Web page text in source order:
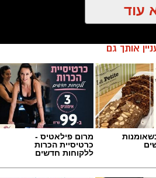
הצטרפו לקבוצת החדשות השקטה של רמת גן נט ב-WhatsApp כל החדשות לחצו
עוד
אותך גם
מרום פילאטיס -
כרטיסיית הכרות
ללקוחות חדשים